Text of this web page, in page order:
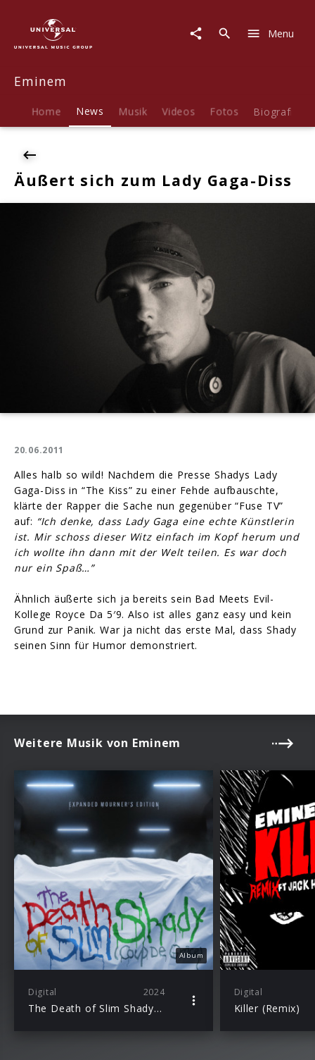
sich
Gaga-
Menu
Eminem
Home News Musik Videos Fotos Biografie
Äußert sich zum Lady Gaga-Diss
20.06.2011
Alles halb so wild! Nachdem die Presse Shadys Lady
Gaga-Diss in “The Kiss” zu einer Fehde aufbauschte,
klärte der Rapper die Sache nun gegenüber “Fuse TV”
auf: “Ich denke, dass Lady Gaga eine echte Künstlerin
ist. Mir schoss dieser Witz einfach im Kopf herum und
ich wollte ihn dann mit der Welt teilen. Es war doch
nur ein Spaß…”
Ähnlich äußerte sich ja bereits sein Bad Meets Evil-
Kollege Royce Da 5′9. Also ist alles ganz easy und kein
Grund zur Panik. War ja nicht das erste Mal, dass Shady
seinen Sinn für Humor demonstriert.
Weitere Musik von Eminem
Album
Digital 2024
The Death of Slim Shady (Coup De Grâce): Expanded Mourner’s Edition
Digital
Killer (Remix)